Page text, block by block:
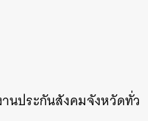
นประกันสังคมจังหวัดทั่ว